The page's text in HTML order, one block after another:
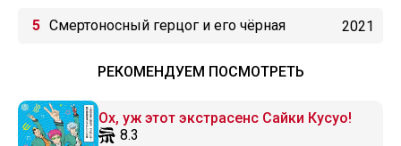
Смертоносный герцог и его чёрная 2021
РЕКОМЕНДУЕМ ПОСМОТРЕТЬ
Ох, уж этот экстрасенс Сайки Кусуо!
8.3